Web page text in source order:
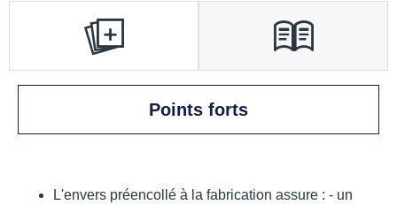
Points forts
L'envers préencollé à la fabrication assure : - un